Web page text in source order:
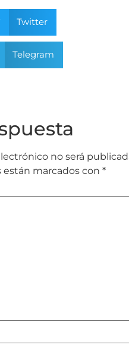
Twitter
Telegram
no será
marcados con *